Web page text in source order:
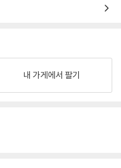
내 가게에서 팔기